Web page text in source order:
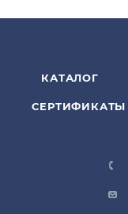
КАТАЛОГ
СЕРТИФИКАТЫ